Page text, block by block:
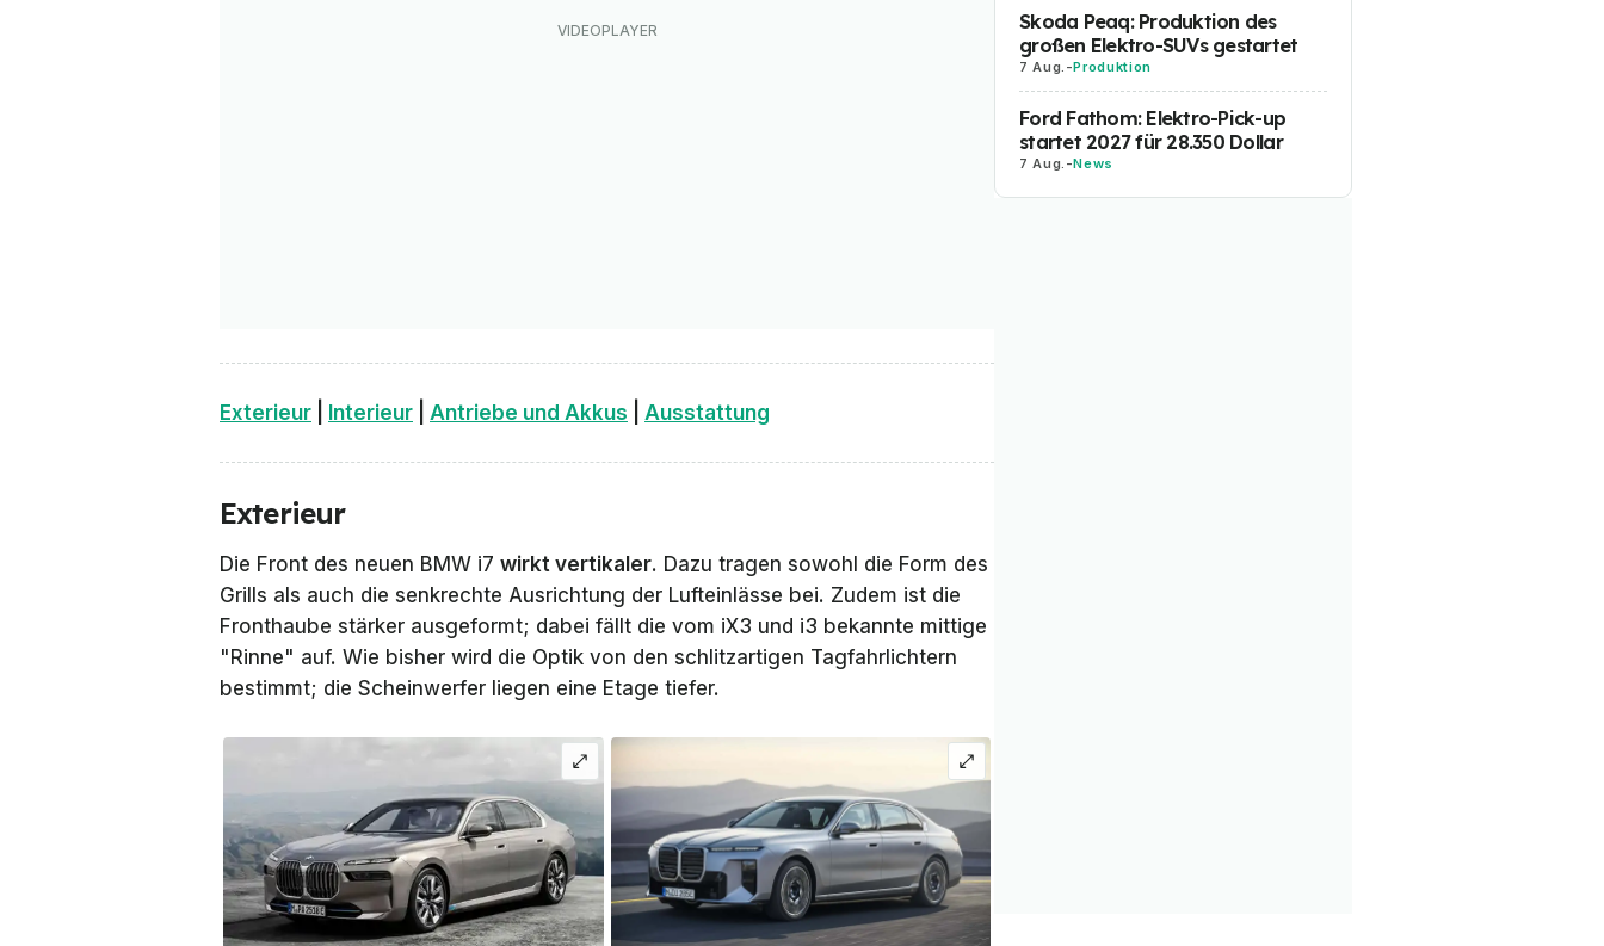
Exterieur Interieur Antriebe und Akkus Ausstattung
Exterieur
Die Front des neuen BMW i7 wirkt vertikaler. Dazu tragen sowohl die Form des
Grills als auch die senkrechte Ausrichtung der Lufteinlässe bei. Zudem ist die
Fronthaube stärker ausgeformt; dabei fällt die vom iX3 und i3 bekannte mittige
"Rinne" auf. Wie bisher wird die Optik von den schlitzartigen Tagfahrlichtern
bestimmt; die Scheinwerfer liegen eine Etage tiefer.
Skoda Peaq: Produktion des
großen Elektro-SUVs gestartet
7 Aug. -Produktion
Ford Fathom: Elektro-Pick-up
startet 2027 für 28.350 Dollar
7 Aug. -News